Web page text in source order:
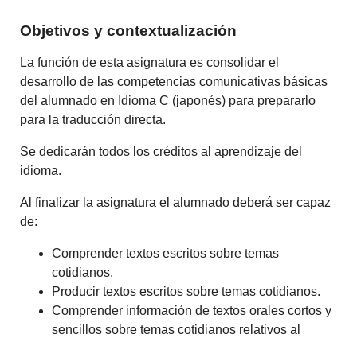
Objetivos y contextualización
La función de esta asignatura es consolidar el
desarrollo de las competencias comunicativas básicas
del alumnado en Idioma C (japonés) para prepararlo
para la traducción directa.
Se dedicarán todos los créditos al aprendizaje del
idioma.
Al finalizar la asignatura el alumnado deberá ser capaz
de:
Comprender textos escritos sobre temas
cotidianos.
Producir textos escritos sobre temas cotidianos.
Comprender información de textos orales cortos y
sencillos sobre temas cotidianos relativos al